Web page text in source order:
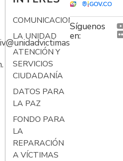
COMUNICACIONES
LA UNIDAD
ATENCIÓN Y
SERVICIOS
CIUDADANÍA
DATOS PARA
LA PAZ
FONDO PARA
LA
REPARACIÓN
A VÍCTIMAS
Síguenos
en: